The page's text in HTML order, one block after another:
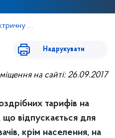
Роздрібні тарифи на електричну енергію
Надрукувати
на сайті: 26.09.2017
тарифів на
відпускається для
крім населення, на